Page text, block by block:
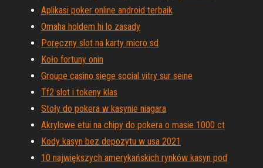
Aplikasi poker online android terbaik
Omaha holdem hi lo zasady
Poręczny slot na karty micro sd
Koło fortuny onin
Groupe casino siege social vitry sur seine
Tf2 slot i tokeny klas
Stoły do ​​pokera w kasynie niagara
Akrylowe etui na chipy do pokera o masie 1000 ct
Kody kasyn bez depozytu w usa 2021
10 największych amerykańskich rynków kasyn pod